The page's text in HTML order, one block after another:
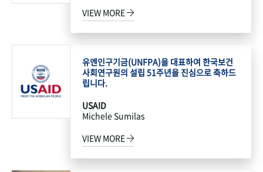
VIEW MORE
유엔인구기금(UNFPA)을 대표하여 한국보건
사회연구원의 설립 51주년을 진심으로 축하드
립니다.
USAID
Michele Sumilas
VIEW MORE